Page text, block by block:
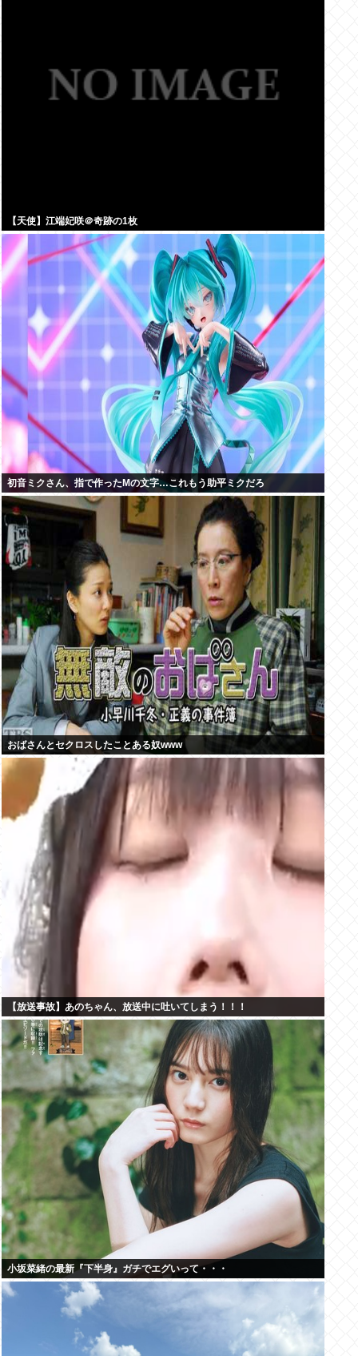
【天使】江端妃咲＠奇跡の1枚
初音ミクさん、指で作ったMの文字…これもう助平ミクだろ
おばさんとセクロスしたことある奴www
【放送事故】あのちゃん、放送中に吐いてしまう！！！
小坂菜緒の最新『下半身』ガチでエグいって・・・